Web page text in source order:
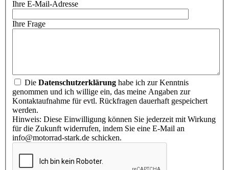
Ihre E-Mail-Adresse
Ihre Frage
Die Datenschutzerklärung habe ich zur Kenntnis
genommen und ich willige ein, das meine Angaben zur
Kontaktaufnahme für evtl. Rückfragen dauerhaft gespeichert
werden.
Hinweis: Diese Einwilligung können Sie jederzeit mit Wirkung
für die Zukunft widerrufen, indem Sie eine E-Mail an
info@motorrad-stark.de schicken.